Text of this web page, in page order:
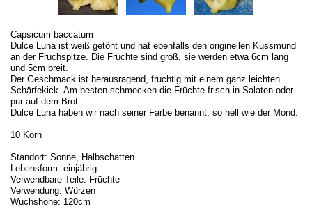
Capsicum baccatum
Dulce Luna ist weiß getönt und hat ebenfalls den originellen Kussmund
an der Fruchspitze. Die Früchte sind groß, sie werden etwa 6cm lang
und 5cm breit.
Der Geschmack ist herausragend, fruchtig mit einem ganz leichten
Schärfekick. Am besten schmecken die Früchte frisch in Salaten oder
pur auf dem Brot.
Dulce Luna haben wir nach seiner Farbe benannt, so hell wie der Mond.
10 Korn
Standort: Sonne, Halbschatten
Lebensform: einjährig
Verwendbare Teile: Früchte
Verwendung: Würzen
Wuchshöhe: 120cm